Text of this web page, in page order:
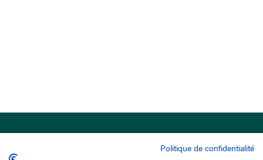
Politique de confidentialité